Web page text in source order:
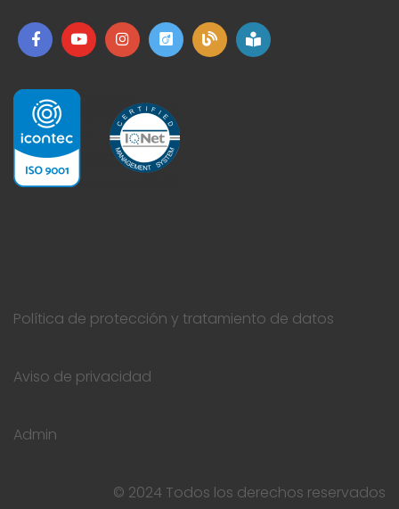
Política de protección y tratamiento de datos
Aviso de privacidad
Admin
© 2024 Todos los derechos reservados